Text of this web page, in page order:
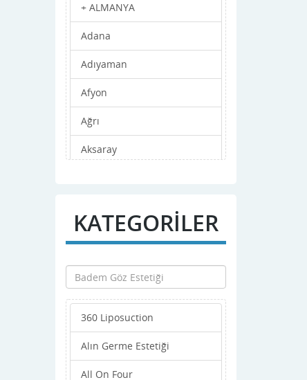
+ ALMANYA
Adana
Adıyaman
Afyon
Ağrı
Aksaray
Antalya
Ardahan
Artvin
Aydın
Balıkesir
Bartın
KATEGORİLER
360 Liposuction
Alın Germe Estetiği
All On Four